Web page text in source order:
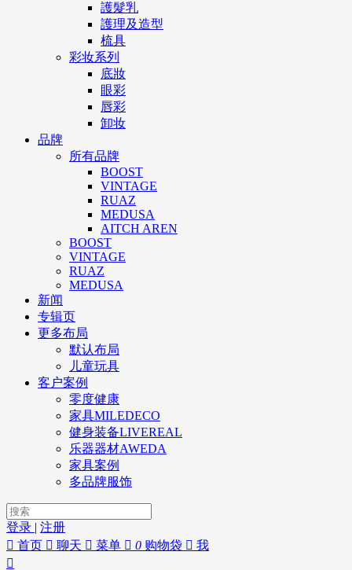
護髮乳
護理及造型
梳具
彩妆系列
底妝
眼彩
唇彩
卸妆
品牌
所有品牌
BOOST
VINTAGE
RUAZ
MEDUSA
AITCH AREN
BOOST
VINTAGE
RUAZ
MEDUSA
新闻
专辑页
更多布局
默认布局
儿童玩具
客户案例
零度健康
家具MILEDECO
健身装备LIVEREAL
乐器器材AWEDA
家具案例
多品牌服饰
登录 | 注册
 首页  聊天  菜单  0 购物袋  我
